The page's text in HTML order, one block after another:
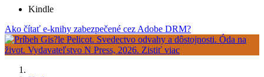
Kindle
Ako čítať e-knihy zabezpečené cez Adobe DRM?